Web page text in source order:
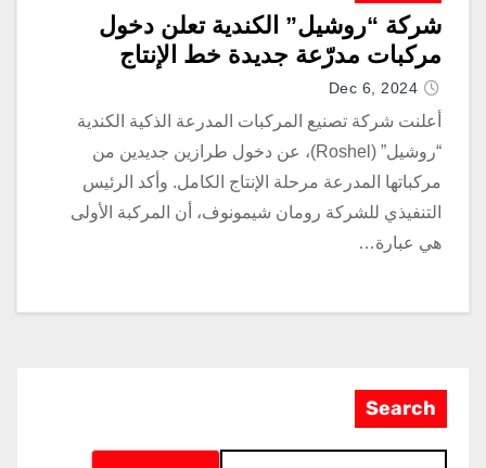
شركة “روشيل” الكندية تعلن دخول
مركبات مدرّعة جديدة خط الإنتاج
Dec 6, 2024
أعلنت شركة تصنيع المركبات المدرعة الذكية الكندية
“روشيل” (Roshel)، عن دخول طرازين جديدين من
مركباتها المدرعة مرحلة الإنتاج الكامل. وأكد الرئيس
التنفيذي للشركة رومان شيمونوف، أن المركبة الأولى
هي عبارة…
Search